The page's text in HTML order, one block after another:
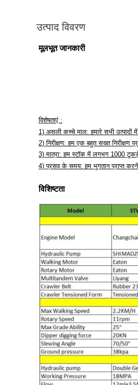
उत्पाद विवरण
मूलभूत जानकारी
विशेषताएं :
1) असली कच्चे माल: हमारे सभी उत्पादों
2) निरीक्षण: हम एक बहुत सख्त निरीक्षण
3) मात्रा: हम स्टॉक में लगभग 1000
4) प्रसव के समय: हम भुगतान प्राप्त
विशिष्टता